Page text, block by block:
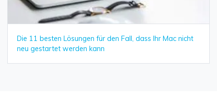
Die 11 besten Lösungen für den Fall, dass Ihr Mac nicht
neu gestartet werden kann